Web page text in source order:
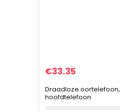
€33.35
Draadloze oortelefoon,
hoofdtelefoon